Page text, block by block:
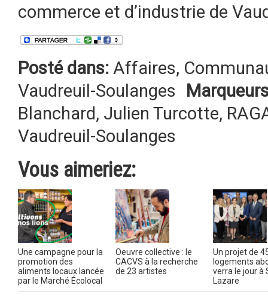
commerce et d’industrie de
Posté dans: Affaires,
Vaudreuil-Soulanges
Blanchard, Julien Turcotte,
Vaudreuil-Soulanges
Vous aimeriez:
Une campagne pour la
promotion des
aliments locaux lancée
par le Marché Écolocal
Oeuvre collective : le
CACVS à la recherche
de 23 artistes
Un projet de
logements
verra le jour à
Lazare